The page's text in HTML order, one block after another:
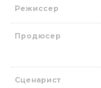
Режиссер
Продюсер
Сценарист